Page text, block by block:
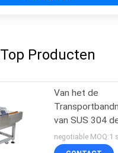
Top Producten
Van het de
van SUS 304
de Hoge
negotiable MOQ:1